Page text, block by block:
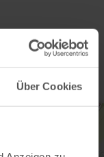
Über Cookies